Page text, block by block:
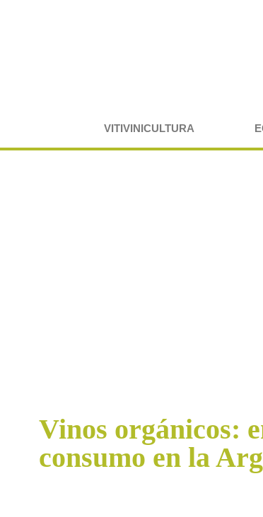
VITIVINICULTURA
Vinos orgánicos:
consumo en la